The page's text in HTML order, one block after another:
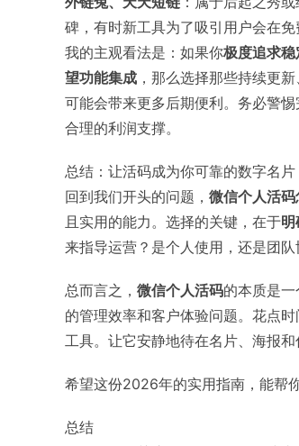
碑，有时新工具为了吸引用户会在免
我的主观看法是：如果你极度追求
望功能集成 ，那么选择那些持续更
可能会带来更多后期便利。务必警
合理的利润支撑。
总结：让活码成为你可靠的数字名片
回到我们开头的问题， 微信个人活
且实用的能力。选择的关键，在于
来指导运营？是个人使用，还是团队
总而言之， 微信个人活码的本质是
的管理效率和客户体验问题。花点
工具。让它安静地待在名片、海报
希望这份2026年的实用指南，能帮
总结